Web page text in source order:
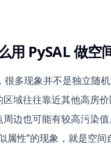
用 PySAL 做空
很多现象并不是独立随
区域往往靠近其他高房
边也可能有较高污染
属性”的现象，就是空间